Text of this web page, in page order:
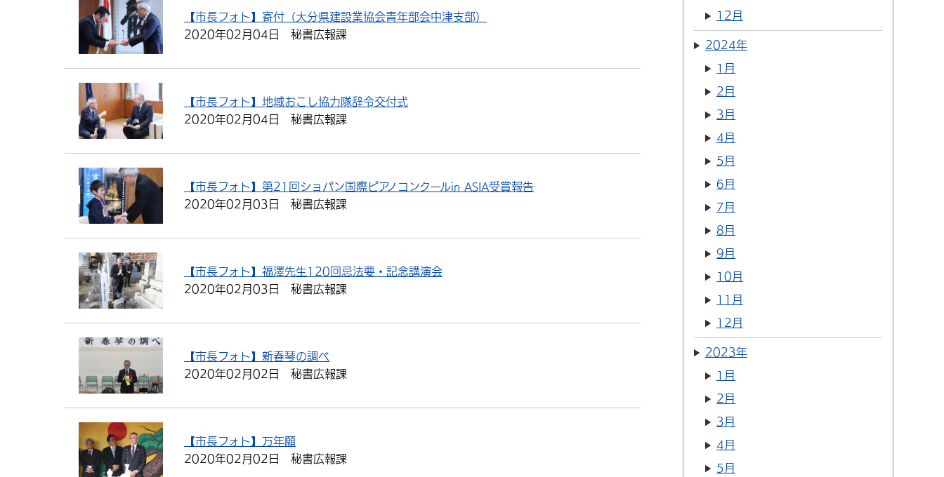
【市長フォト】寄付（大分県建設業協会青年部会中津支部）
2020年02月04日
秘書広報課
【市長フォト】地域おこし協力隊辞令交付式
2020年02月04日
秘書広報課
【市長フォト】第21回ショパン国際ピアノコンクールin ASIA受賞報告
2020年02月03日
秘書広報課
【市長フォト】福澤先生120回忌法要・記念講演会
2020年02月03日
秘書広報課
【市長フォト】新春琴の調べ
2020年02月02日
秘書広報課
【市長フォト】万年願
2020年02月02日
秘書広報課
12月
2024年
1月
2月
3月
4月
5月
6月
7月
8月
9月
10月
11月
12月
2023年
1月
2月
3月
4月
5月